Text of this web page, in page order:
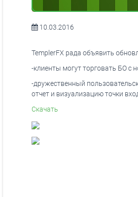
10.03.2016
TemplerFX рада объявить
-клиенты могут торговать БО с
-дружественный
отчет и визуализацию точки
Скачать